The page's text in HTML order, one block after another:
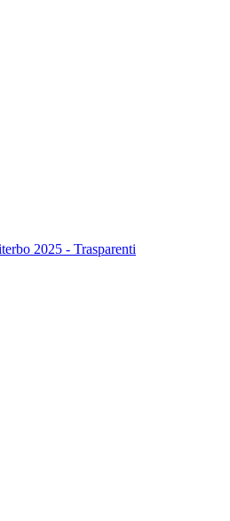
2025 - Trasparenti